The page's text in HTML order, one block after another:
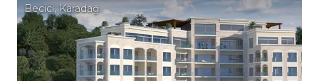
Becici, Karadağ